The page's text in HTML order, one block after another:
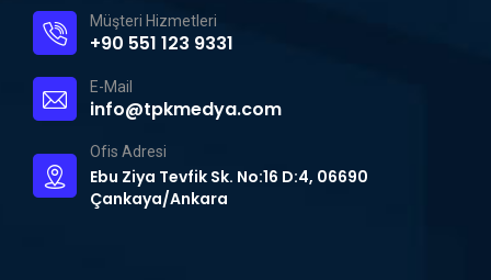
Müşteri Hizmetleri
+90 551 123 9331
E-Mail
info@tpkmedya.com
Ofis Adresi
Ebu Ziya Tevfik Sk. No:16 D:4, 06690
Çankaya/Ankara